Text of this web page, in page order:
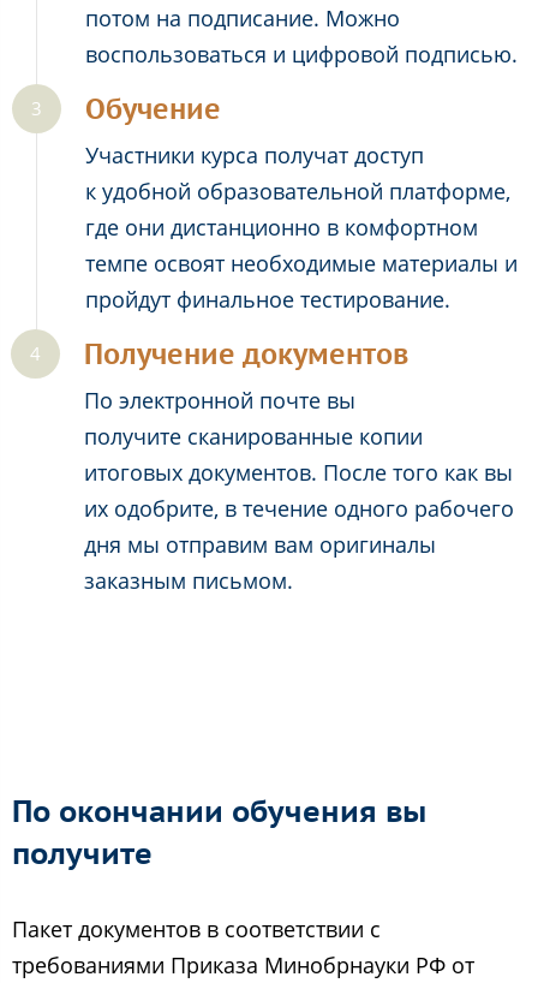
потом на подписание. Можно
воспользоваться и цифровой подписью.
Обучение
Участники курса получат доступ
к удобной образовательной платформе,
где они дистанционно в комфортном
темпе освоят необходимые материалы и
пройдут финальное тестирование.
Получение документов
По электронной почте вы
получите сканированные копии
итоговых документов. После того как вы
их одобрите, в течение одного рабочего
дня мы отправим вам оригиналы
заказным письмом.
По окончании обучения вы
получите
Пакет документов в соответствии с
требованиями Приказа Минобрнауки РФ от